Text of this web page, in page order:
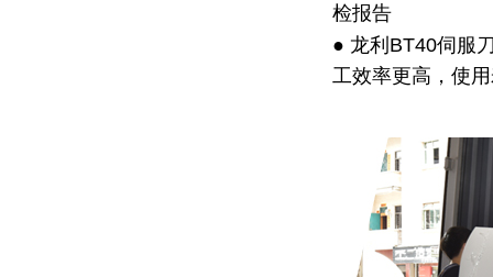
检报告
● 龙利BT40伺服
工效率更高，使